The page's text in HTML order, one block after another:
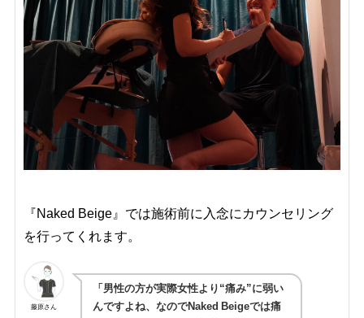
『Naked Beige』では施術前に入念にカウンセリング
を行ってくれます。
藤原さん
「男性の方が実際女性より“痛み”に弱い
んですよね、なのでNaked Beigeでは痛